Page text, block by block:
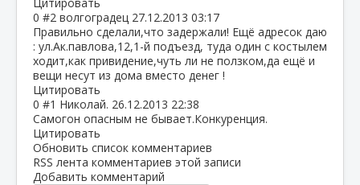
0 #2 волгоградец 27.12.2013 03:17
Правильно сделали,что задержали! Ещё адресок даю
: ул.Ак.павлова,12,1-й подъезд, туда один с костылем
ходит,как привидение,чуть ли не ползком,да ещё и
вещи несут из дома вместо денег !
Цитировать
0 #1 Николай. 26.12.2013 22:38
Самогон опасным не бывает.Конкуренция.
Цитировать
Обновить список комментариев
RSS лента комментариев этой записи
Добавить комментарий